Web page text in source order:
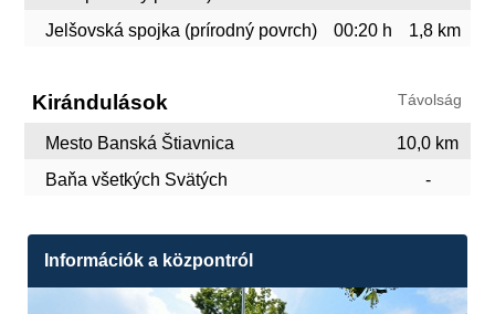
Jelšovská spojka (prírodný povrch)
00:20 h 1,8 km
Kirándulások Távolság
Mesto Banská Štiavnica
10,0 km
Baňa všetkých Svätých
-
Információk a központról